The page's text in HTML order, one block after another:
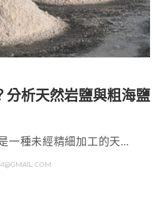
分析天然岩鹽與粗海鹽
一種未經精細加工的天…